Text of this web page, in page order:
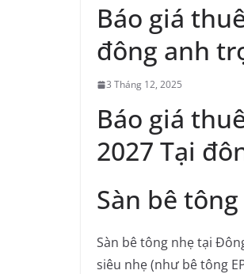
Báo giá
đông anh
3 Tháng 12, 2025
Báo giá
2027 Tại
Sàn bê
Sàn bê tông nhẹ tại
siêu nhẹ (như bê tông